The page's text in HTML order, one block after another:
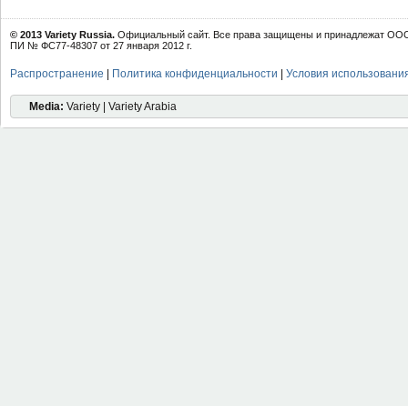
© 2013 Variety Russia. Официальный сайт. Все права защищены и принадлежат
ПИ № ФС77-48307 от 27 января 2012 г.
Распространение Политика конфиденциальности Условия
Media: Variety | Variety Arabia